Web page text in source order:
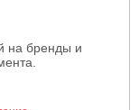
на бренды и